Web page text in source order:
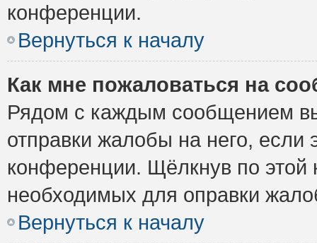
конференции.
Вернуться к началу
Как мне пожаловаться на
Рядом с каждым сообщением
отправки жалобы на него,
конференции. Щёлкнув по этой
необходимых для оправки
Вернуться к началу